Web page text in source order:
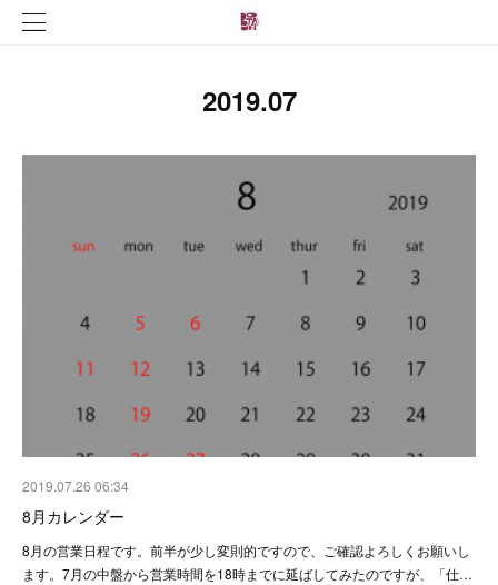
2019.07
2019.07.26 06:34
8月カレンダー
8月の営業日程です。前半が少し変則的ですので、ご確認よろしくお願いし
ます。7月の中盤から営業時間を18時までに延ばしてみたのですが、「仕…